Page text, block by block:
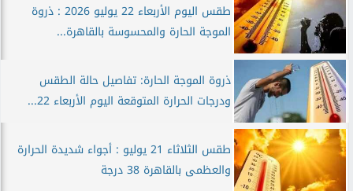
طقس اليوم الأربعاء 22 يوليو 2026 : ذروة
الموجة الحارة والمحسوسة بالقاهرة...
ذروة الموجة الحارة: تفاصيل حالة الطقس
ودرجات الحرارة المتوقعة اليوم الأربعاء 22...
طقس الثلاثاء 21 يوليو : أجواء شديدة الحرارة
والعظمى بالقاهرة 38 درجة